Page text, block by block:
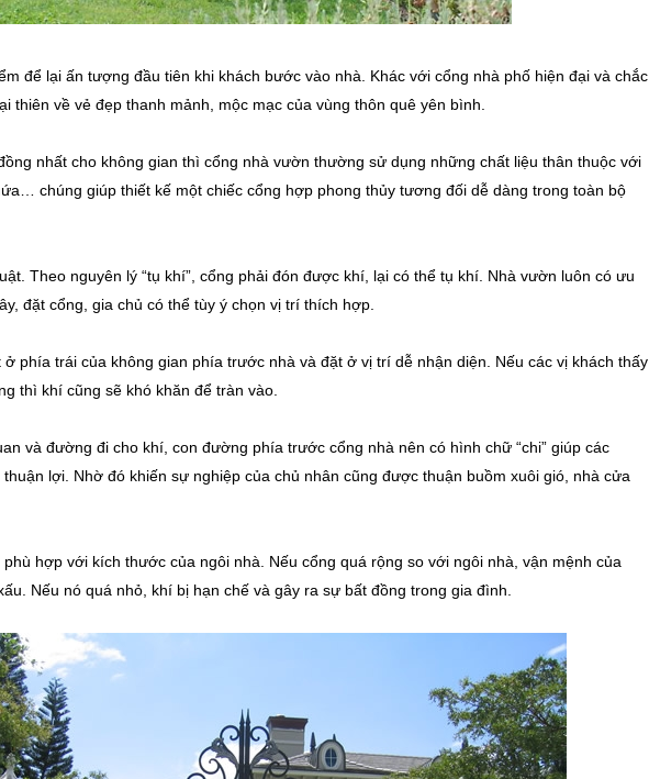
để lại ấn tượng đầu tiên khi khách bước vào nhà. Khác với cổng nhà phố hiện đại và chắc
thiên về vẻ đẹp thanh mảnh, mộc mạc của vùng thôn quê yên bình.
nhất cho không gian thì cổng nhà vườn thường sử dụng những chất liệu thân thuộc với
chúng giúp thiết kế một chiếc cổng hợp phong thủy tương đối dễ dàng trong toàn bộ
Theo nguyên lý “tụ khí”, cổng phải đón được khí, lại có thể tụ khí. Nhà vườn luôn có ưu
đặt cổng, gia chủ có thể tùy ý chọn vị trí thích hợp.
phía trái của không gian phía trước nhà và đặt ở vị trí dễ nhận diện. Nếu các vị khách thấy
thì khí cũng sẽ khó khăn để tràn vào.
và đường đi cho khí, con đường phía trước cổng nhà nên có hình chữ “chi” giúp các
lợi. Nhờ đó khiến sự nghiệp của chủ nhân cũng được thuận buồm xuôi gió, nhà cửa
hợp với kích thước của ngôi nhà. Nếu cổng quá rộng so với ngôi nhà, vận mệnh của
Nếu nó quá nhỏ, khí bị hạn chế và gây ra sự bất đồng trong gia đình.